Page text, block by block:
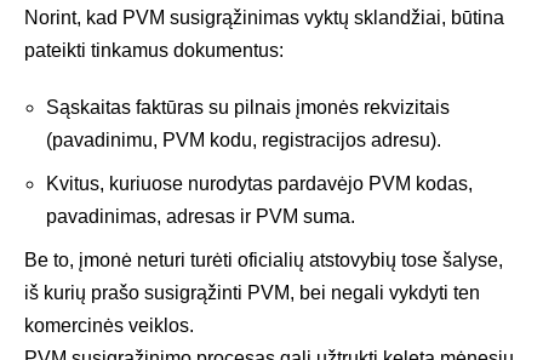
Norint, kad PVM susigrąžinimas vyktų sklandžiai, būtina
pateikti tinkamus dokumentus:
Sąskaitas faktūras su pilnais įmonės rekvizitais
(pavadinimu, PVM kodu, registracijos adresu).
Kvitus, kuriuose nurodytas pardavėjo PVM kodas,
pavadinimas, adresas ir PVM suma.
Be to, įmonė neturi turėti oficialių atstovybių tose šalyse,
iš kurių prašo susigrąžinti PVM, bei negali vykdyti ten
komercinės veiklos.